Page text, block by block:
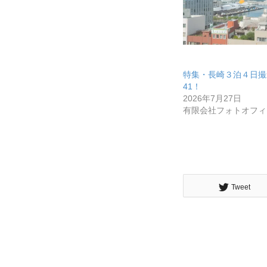
特集・長崎３泊４日
41！
2026年7月27日
有限会社フォトオフ
Tweet